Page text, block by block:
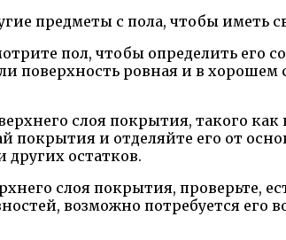
предметы с пола, чтобы иметь
пол, чтобы определить его
поверхность ровная и в
слоя покрытия, такого
и отделяйте его от
остатков.
слоя покрытия, проверьте,
возможно потребуется